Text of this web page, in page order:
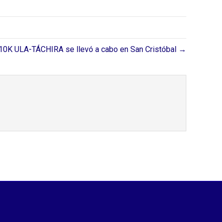
ULA-TÁCHIRA se llevó a cabo en San Cristóbal →